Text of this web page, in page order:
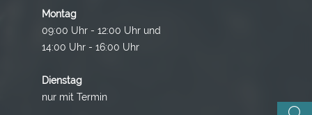
Montag
09:00 Uhr - 12:00 Uhr und
14:00 Uhr - 16:00 Uhr
Dienstag
nur mit Termin